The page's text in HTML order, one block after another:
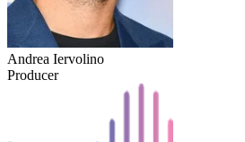
Andrea Iervolino
Producer